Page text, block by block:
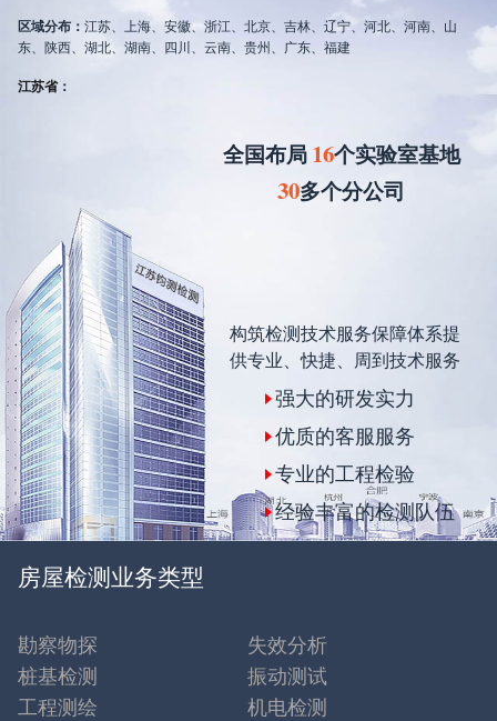
区域分布： 江苏、上海、安徽、浙江、北京、吉林、辽宁、河北、河南、山
东、陕西、湖北、湖南、四川、云南、贵州、广东、福建
江苏省：
全国布局 16个实验室基地
30多个分公司
构筑检测技术服务保障体系提
供专业、快捷、周到技术服务
强大的研发实力
优质的客服服务
专业的工程检验
经验丰富的检测队伍
房屋检测业务类型
勘察物探
桩基检测
工程测绘
失效分析
振动测试
机电检测